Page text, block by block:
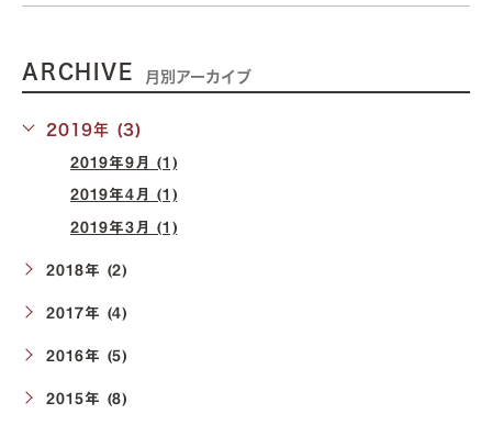
ARCHIVE 月別アーカイブ
2019年 (3)
2019年9月 (1)
2019年4月 (1)
2019年3月 (1)
2018年 (2)
2017年 (4)
2016年 (5)
2015年 (8)